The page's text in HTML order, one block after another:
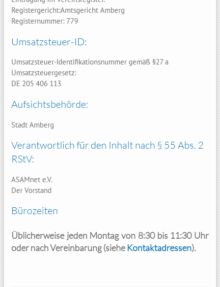
Registergericht:Amtsgericht Amberg
Registernummer: 779
Umsatzsteuer-ID:
Umsatzsteuer-Identifikationsnummer gemäß §27 a
Umsatzsteuergesetz:
DE 205 406 113
Aufsichtsbehörde:
Stadt Amberg
Verantwortlich für den Inhalt nach § 55 Abs. 2
RStV:
ASAMnet e.V.
Der Vorstand
Bürozeiten
Üblicherweise jeden Montag von 8:30 bis 11:30 Uhr
oder nach Vereinbarung (siehe Kontaktadressen).